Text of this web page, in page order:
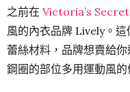
之前在 Victoria’s Secret
風的內衣品牌 Lively。
蕾絲材料，品牌想賣給
鋼圈的部位多用運動風的